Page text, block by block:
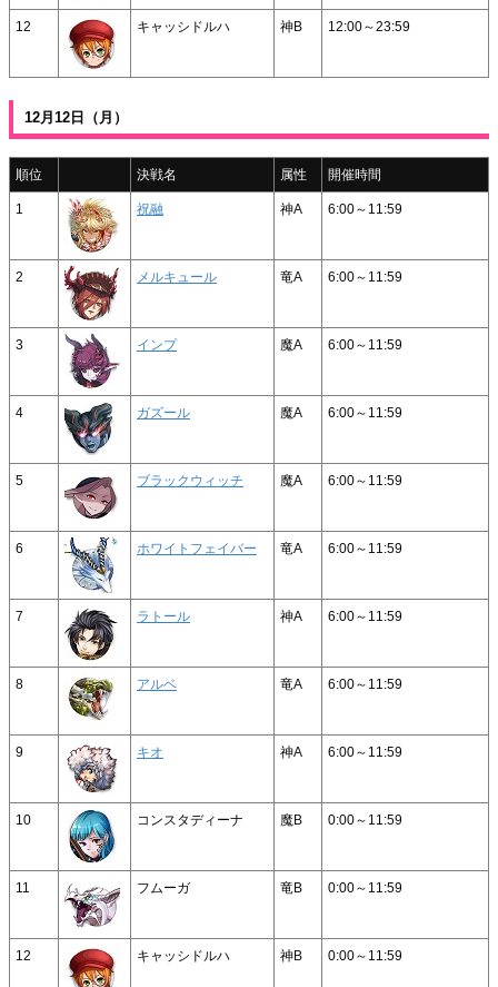
12 キャッシドルハ 神B 12:00～23:59
12月12日（月）
順位 決戦名 属性 開催時間
1 祝融 神A 6:00～11:59
2 メルキュール 竜A 6:00～11:59
3 インプ 魔A 6:00～11:59
4 ガズール 魔A 6:00～11:59
5 ブラックウィッチ 魔A 6:00～11:59
6 ホワイトフェイバー 竜A 6:00～11:59
7 ラトール 神A 6:00～11:59
8 アルベ 竜A 6:00～11:59
9 キオ 神A 6:00～11:59
10 コンスタディーナ 魔B 0:00～11:59
11 フムーガ 竜B 0:00～11:59
12 キャッシドルハ 神B 0:00～11:59